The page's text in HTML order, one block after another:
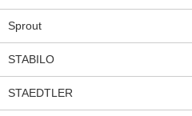
Sprout
STABILO
STAEDTLER